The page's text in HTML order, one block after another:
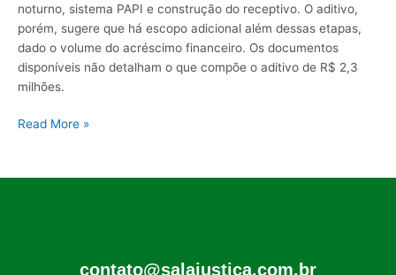
noturno, sistema PAPI e construção do receptivo. O aditivo,
porém, sugere que há escopo adicional além dessas etapas,
dado o volume do acréscimo financeiro. Os documentos
disponíveis não detalham o que compõe o aditivo de R$ 2,3
milhões.
Read More »
contato@salajustica.com.br